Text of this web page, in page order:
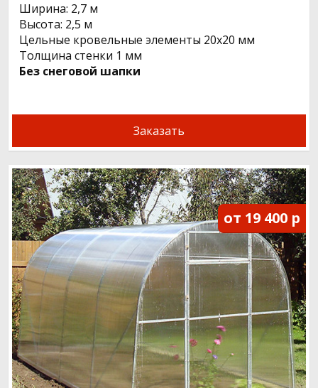
Ширина: 2,7 м
Высота: 2,5 м
Цельные кровельные элементы 20х20 мм
Толщина стенки 1 мм
Без снеговой шапки
Заказать
от 19 400 р